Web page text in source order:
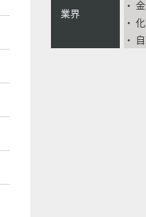
業界
・
・
・